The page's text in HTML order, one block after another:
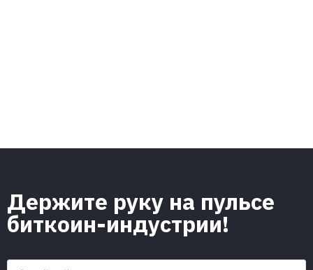
Держите руку на пульсе
биткоин-индустрии!